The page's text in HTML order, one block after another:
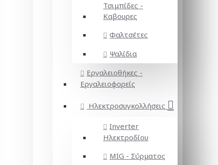
Τσιμπίδες -
Καβουρες
Φαλτσέτες
Ψαλίδια
Εργαλειοθήκες -
Εργαλειοφορείς
Ηλεκτροσυγκολλήσεις
Inverter
Ηλεκτροδίου
MIG - Σύρματος